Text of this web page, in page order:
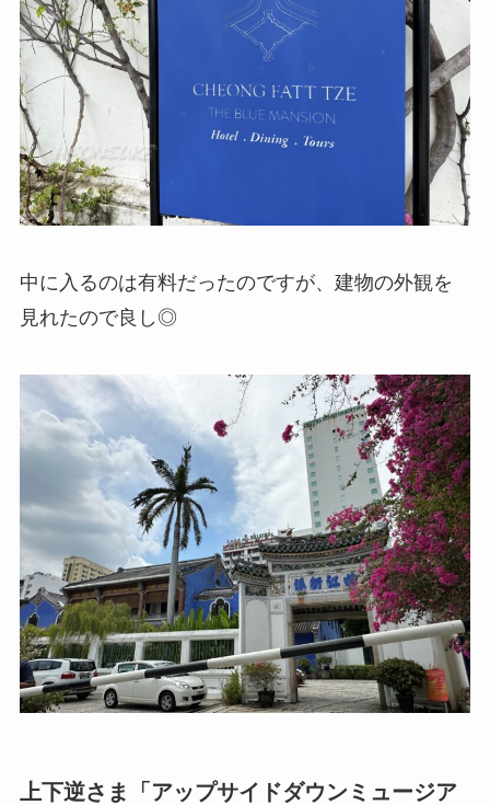
中に入るのは有料だったのですが、建物の外観を
見れたので良し◎
上下逆さま「アップサイドダウンミュージア